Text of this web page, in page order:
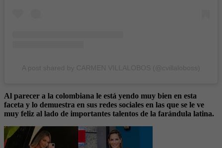
Al parecer a la colombiana le está yendo muy bien en esta
faceta y lo demuestra en sus redes sociales en las que se le ve
muy feliz al lado de importantes talentos de la farándula latina.